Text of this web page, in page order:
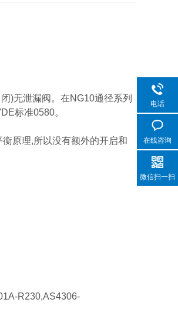
)无泄漏阀。在NG10通径系列
标准0580。
原理,所以没有额外的开启和
R230,AS4306-
电话
在线咨询
微信扫一扫